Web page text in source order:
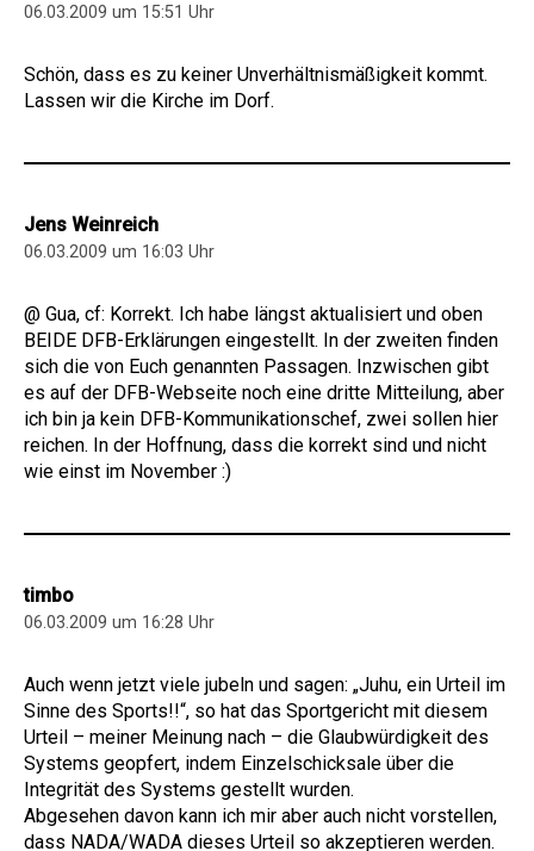
06.03.2009 um 15:51 Uhr
Schön, dass es zu keiner Unverhältnismäßigkeit kommt.
Lassen wir die Kirche im Dorf.
Jens Weinreich
06.03.2009 um 16:03 Uhr
@ Gua, cf: Korrekt. Ich habe längst aktualisiert und oben
BEIDE DFB-Erklärungen eingestellt. In der zweiten finden
sich die von Euch genannten Passagen. Inzwischen gibt
es auf der DFB-Webseite noch eine dritte Mitteilung, aber
ich bin ja kein DFB-Kommunikationschef, zwei sollen hier
reichen. In der Hoffnung, dass die korrekt sind und nicht
wie einst im November :)
timbo
06.03.2009 um 16:28 Uhr
Auch wenn jetzt viele jubeln und sagen: „Juhu, ein Urteil im
Sinne des Sports!!“, so hat das Sportgericht mit diesem
Urteil – meiner Meinung nach – die Glaubwürdigkeit des
Systems geopfert, indem Einzelschicksale über die
Integrität des Systems gestellt wurden.
Abgesehen davon kann ich mir aber auch nicht vorstellen,
dass NADA/WADA dieses Urteil so akzeptieren werden.